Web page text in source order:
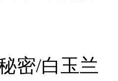
/白玉兰